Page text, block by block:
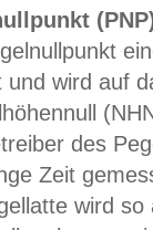
und wird auf
des
Zeit
wird